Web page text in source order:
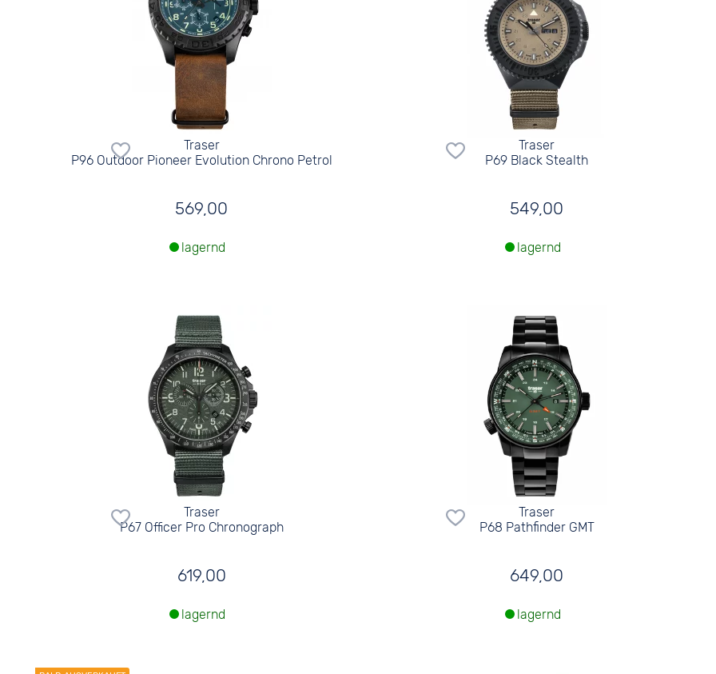
Traser
P96 Outdoor Pioneer Evolution Chrono Petrol
569,00
lagernd
Traser
P69 Black Stealth
549,00
lagernd
Traser
P67 Officer Pro Chronograph
619,00
lagernd
Traser
P68 Pathfinder GMT
649,00
lagernd